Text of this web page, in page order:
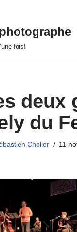
fois!
deux
du
Cholier 11